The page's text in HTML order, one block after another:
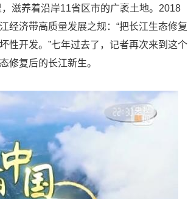
滋养着沿岸11省区市的广袤土地。2018
经济带高质量发展之规：“把长江生态修复
性开发。”七年过去了，记者再次来到这个
修复后的长江新生。